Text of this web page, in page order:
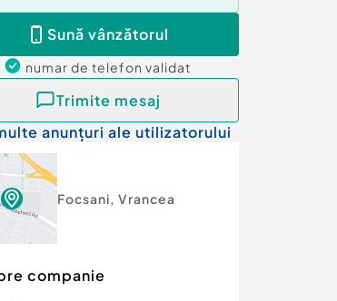
Sună vânzătorul
numar de telefon validat
Trimite mesaj
anunțuri ale utilizatorului
Focsani, Vrancea
companie